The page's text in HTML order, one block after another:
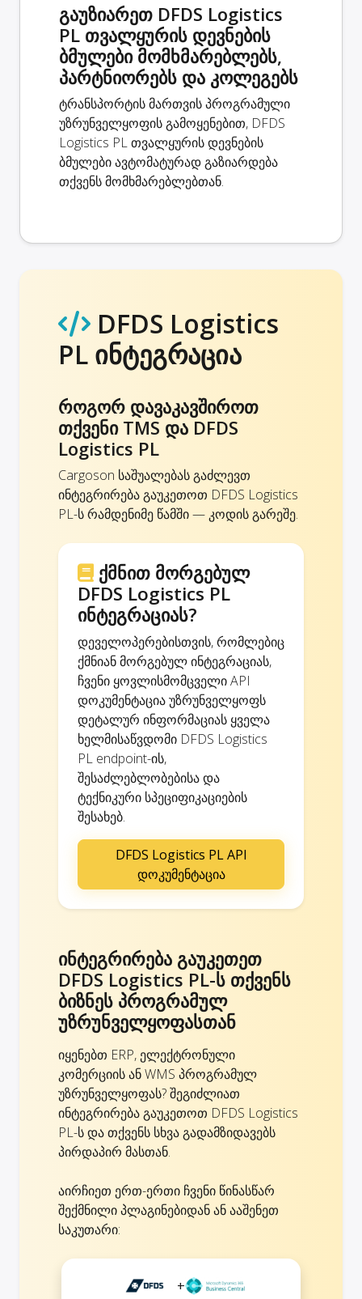
გაუზიარეთ DFDS Logistics
PL თვალყურის დევნების
ბმულები მომხმარებლებს,
პარტნიორებს და კოლეგებს
ტრანსპორტის მართვის პროგრამული
უზრუნველყოფის გამოყენებით, DFDS
Logistics PL თვალყურის დევნების
ბმულები ავტომატურად გაზიარდება
თქვენს მომხმარებლებთან.
DFDS Logistics
PL ინტეგრაცია
როგორ დავაკავშიროთ
თქვენი TMS და DFDS
Logistics PL
Cargoson საშუალებას გაძლევთ
ინტეგრირება გაუკეთოთ DFDS Logistics
PL-ს რამდენიმე წამში — კოდის გარეშე.
ქმნით მორგებულ
DFDS Logistics PL
ინტეგრაციას?
დეველოპერებისთვის, რომლებიც
ქმნიან მორგებულ ინტეგრაციას,
ჩვენი ყოვლისმომცველი API
დოკუმენტაცია უზრუნველყოფს
დეტალურ ინფორმაციას ყველა
ხელმისაწვდომი DFDS Logistics
PL endpoint-ის,
შესაძლებლობებისა და
ტექნიკური სპეციფიკაციების
შესახებ.
DFDS Logistics PL API
დოკუმენტაცია
ინტეგრირება გაუკეთეთ
DFDS Logistics PL-ს თქვენს
ბიზნეს პროგრამულ
უზრუნველყოფასთან
იყენებთ ERP, ელექტრონული
კომერციის ან WMS პროგრამულ
უზრუნველყოფას? შეგიძლიათ
ინტეგრირება გაუკეთოთ DFDS Logistics
PL-ს და თქვენს სხვა გადამზიდავებს
პირდაპირ მასთან.
აირჩიეთ ერთ-ერთი ჩვენი წინასწარ
შექმნილი პლაგინებიდან ან ააშენეთ
საკუთარი:
+